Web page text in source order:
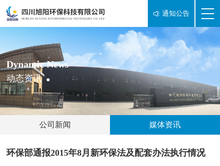
 通知公告
Dynamic News
动态资讯
公司新闻 媒体资讯
环保部通报2015年8月新环保法及配套办法执行情况